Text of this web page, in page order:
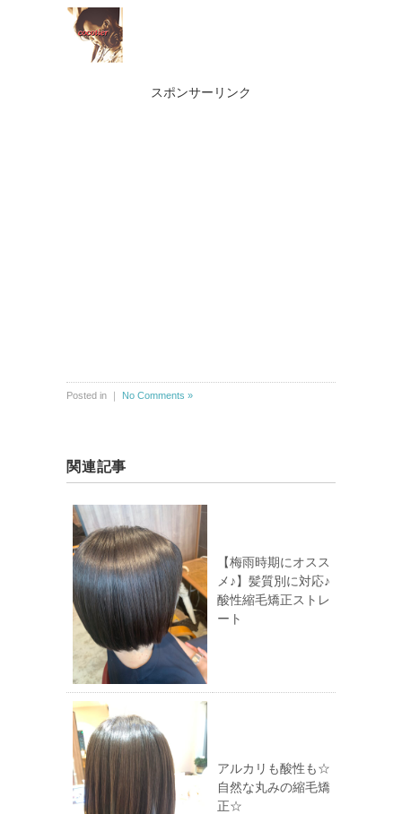
スポンサーリンク
Posted in ｜ No Comments »
関連記事
【梅雨時期にオスス
メ♪】髪質別に対応♪
酸性縮毛矯正ストレ
ート
アルカリも酸性も☆
自然な丸みの縮毛矯
正☆